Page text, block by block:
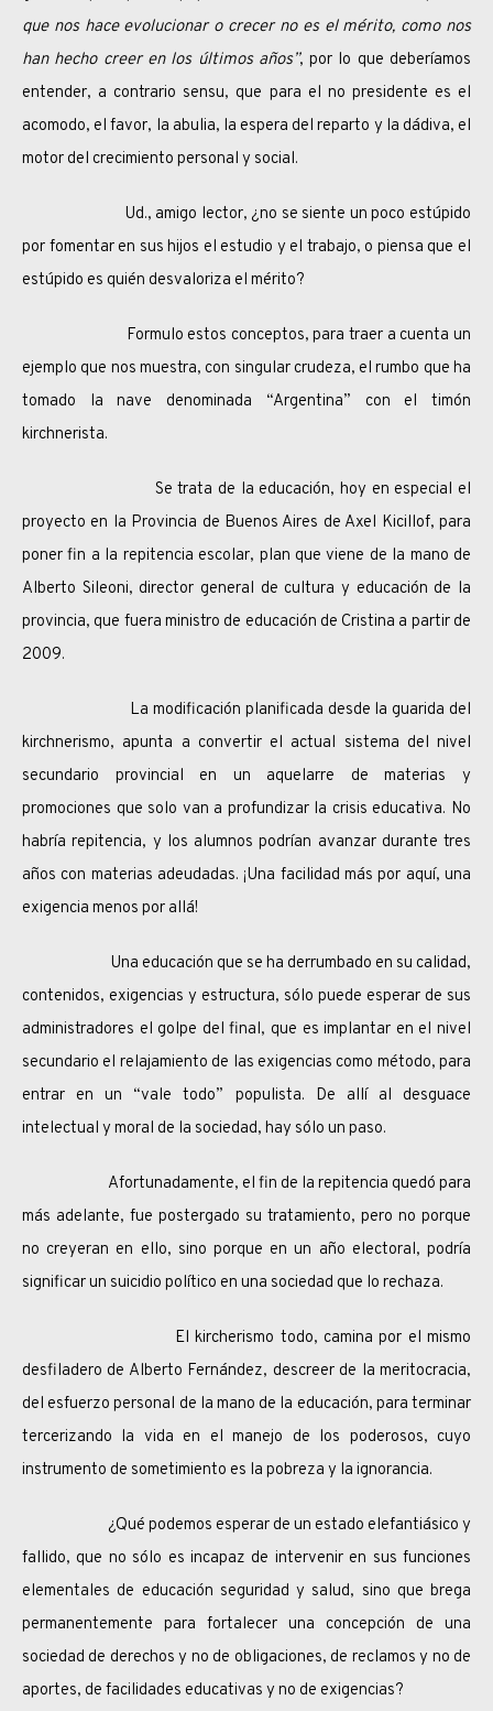
que nos hace evolucionar o crecer no es el mérito, como nos
han hecho creer en los últimos años”, por lo que deberíamos
entender, a contrario sensu, que para el no presidente es el
acomodo, el favor, la abulia, la espera del reparto y la dádiva, el
motor del crecimiento personal y social.
Ud., amigo lector, ¿no se siente un poco estúpido
por fomentar en sus hijos el estudio y el trabajo, o piensa que el
estúpido es quién desvaloriza el mérito?
Formulo estos conceptos, para traer a cuenta un
ejemplo que nos muestra, con singular crudeza, el rumbo que ha
tomado la nave denominada “Argentina” con el timón
kirchnerista.
Se trata de la educación, hoy en especial el
proyecto en la Provincia de Buenos Aires de Axel Kicillof, para
poner fin a la repitencia escolar, plan que viene de la mano de
Alberto Sileoni, director general de cultura y educación de la
provincia, que fuera ministro de educación de Cristina a partir de
2009.
La modificación planificada desde la guarida del
kirchnerismo, apunta a convertir el actual sistema del nivel
secundario provincial en un aquelarre de materias y
promociones que solo van a profundizar la crisis educativa. No
habría repitencia, y los alumnos podrían avanzar durante tres
años con materias adeudadas. ¡Una facilidad más por aquí, una
exigencia menos por allá!
Una educación que se ha derrumbado en su calidad,
contenidos, exigencias y estructura, sólo puede esperar de sus
administradores el golpe del final, que es implantar en el nivel
secundario el relajamiento de las exigencias como método, para
entrar en un “vale todo” populista. De allí al desguace
intelectual y moral de la sociedad, hay sólo un paso.
Afortunadamente, el fin de la repitencia quedó para
más adelante, fue postergado su tratamiento, pero no porque
no creyeran en ello, sino porque en un año electoral, podría
significar un suicidio político en una sociedad que lo rechaza.
El kircherismo todo, camina por el mismo
desfiladero de Alberto Fernández, descreer de la meritocracia,
del esfuerzo personal de la mano de la educación, para terminar
tercerizando la vida en el manejo de los poderosos, cuyo
instrumento de sometimiento es la pobreza y la ignorancia.
¿Qué podemos esperar de un estado elefantiásico y
fallido, que no sólo es incapaz de intervenir en sus funciones
elementales de educación seguridad y salud, sino que brega
permanentemente para fortalecer una concepción de una
sociedad de derechos y no de obligaciones, de reclamos y no de
aportes, de facilidades educativas y no de exigencias?